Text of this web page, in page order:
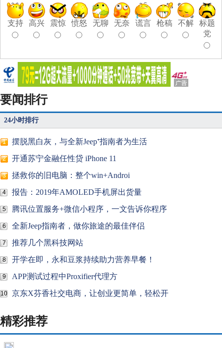
支持 高兴 震惊 愤怒 无聊 无奈 谎言 枪稿 不解
标题
党
要闻排行
24小时排行
1 摆脱黑白灰，与全新Jeep⁺指南者为生活
2 开通苏宁金融任性贷 iPhone 11
3 拯救你的旧电脑：整个win+Androi
4 报告：2019年AMOLED手机屏出货量
5 腾讯位置服务+微信小程序，一文告诉你程序
6 全新Jeep指南者，做你旅途的最佳伴侣
7 推荐几个黑科技网站
8 开学在即，永和豆浆持续助力营养早餐！
9 APP测试过程中Proxifier代理方
10 京东X芬香社交电商，让创业更简单，轻松开
精彩推荐